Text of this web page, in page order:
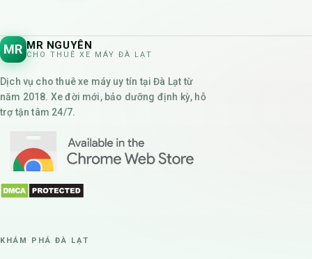
viết
MR MR NGUYÊN
CHO THUÊ XE MÁY ĐÀ LẠT
Dịch vụ cho thuê xe máy uy tín tại Đà Lạt từ
năm 2018. Xe đời mới, bảo dưỡng định kỳ, hỗ
trợ tận tâm 24/7.
KHÁM PHÁ ĐÀ LẠT